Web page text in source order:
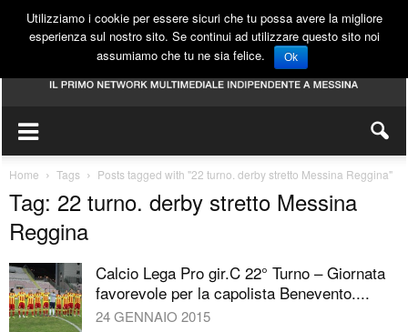
Home Tags Posts tagged with "22 turno. derby stretto Messina Reggina"
Tag: 22 turno. derby stretto Messina
Reggina
Calcio Lega Pro gir.C 22° Turno – Giornata
favorevole per la capolista Benevento....
24 GENNAIO 2015
Utilizziamo i cookie per essere sicuri che tu possa avere la migliore
esperienza sul nostro sito. Se continui ad utilizzare questo sito noi
assumiamo che tu ne sia felice.
Ok